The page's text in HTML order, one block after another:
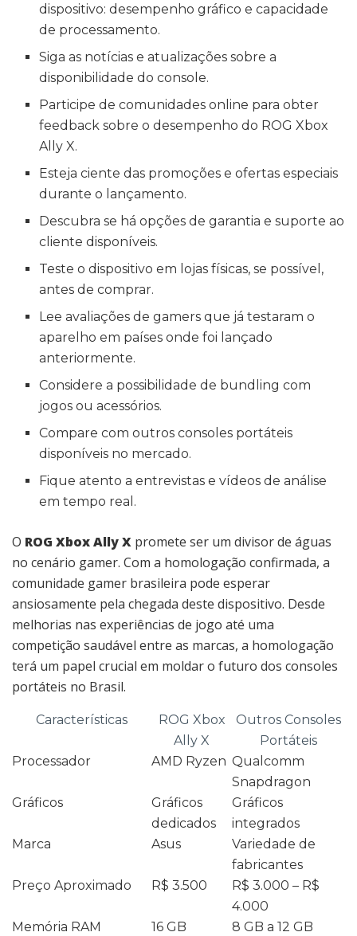
dispositivo: desempenho gráfico e capacidade
de processamento.
Siga as notícias e atualizações sobre a
disponibilidade do console.
Participe de comunidades online para obter
feedback sobre o desempenho do ROG Xbox
Ally X.
Esteja ciente das promoções e ofertas especiais
durante o lançamento.
Descubra se há opções de garantia e suporte ao
cliente disponíveis.
Teste o dispositivo em lojas físicas, se possível,
antes de comprar.
Lee avaliações de gamers que já testaram o
aparelho em países onde foi lançado
anteriormente.
Considere a possibilidade de bundling com
jogos ou acessórios.
Compare com outros consoles portáteis
disponíveis no mercado.
Fique atento a entrevistas e vídeos de análise
em tempo real.
O ROG Xbox Ally X promete ser um divisor de águas
no cenário gamer. Com a homologação confirmada, a
comunidade gamer brasileira pode esperar
ansiosamente pela chegada deste dispositivo. Desde
melhorias nas experiências de jogo até uma
competição saudável entre as marcas, a homologação
terá um papel crucial em moldar o futuro dos consoles
portáteis no Brasil.
Características
ROG Xbox
Ally X
Outros Consoles
Portáteis
Processador
AMD Ryzen Qualcomm
Snapdragon
Gráficos
Gráficos
dedicados
Gráficos
integrados
Marca
Asus
Variedade de
fabricantes
Preço Aproximado
R$ 3.500
R$ 3.000 – R$
4.000
Memória RAM
16 GB
8 GB a 12 GB